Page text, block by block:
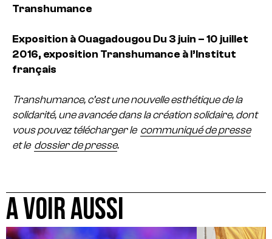
Transhumance
Exposition à Ouagadougou Du 3 juin – 10 juillet
2016, exposition Transhumance à l’Institut
français
Transhumance, c’est une nouvelle esthétique de la
solidarité, une avancée dans la création solidaire, dont
vous pouvez télécharger le communiqué de presse
et le dossier de presse.
A VOIR AUSSI